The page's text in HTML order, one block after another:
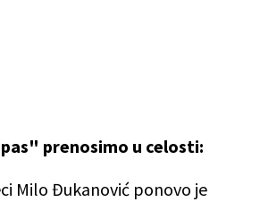
prenosimo u celosti:
Milo Đukanović ponovo je